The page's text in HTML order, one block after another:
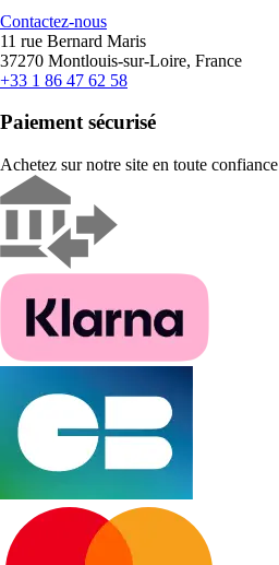
Contactez-nous
11 rue Bernard Maris
37270 Montlouis-sur-Loire, France
+33 1 86 47 62 58
Paiement sécurisé
Achetez sur notre site en toute confiance